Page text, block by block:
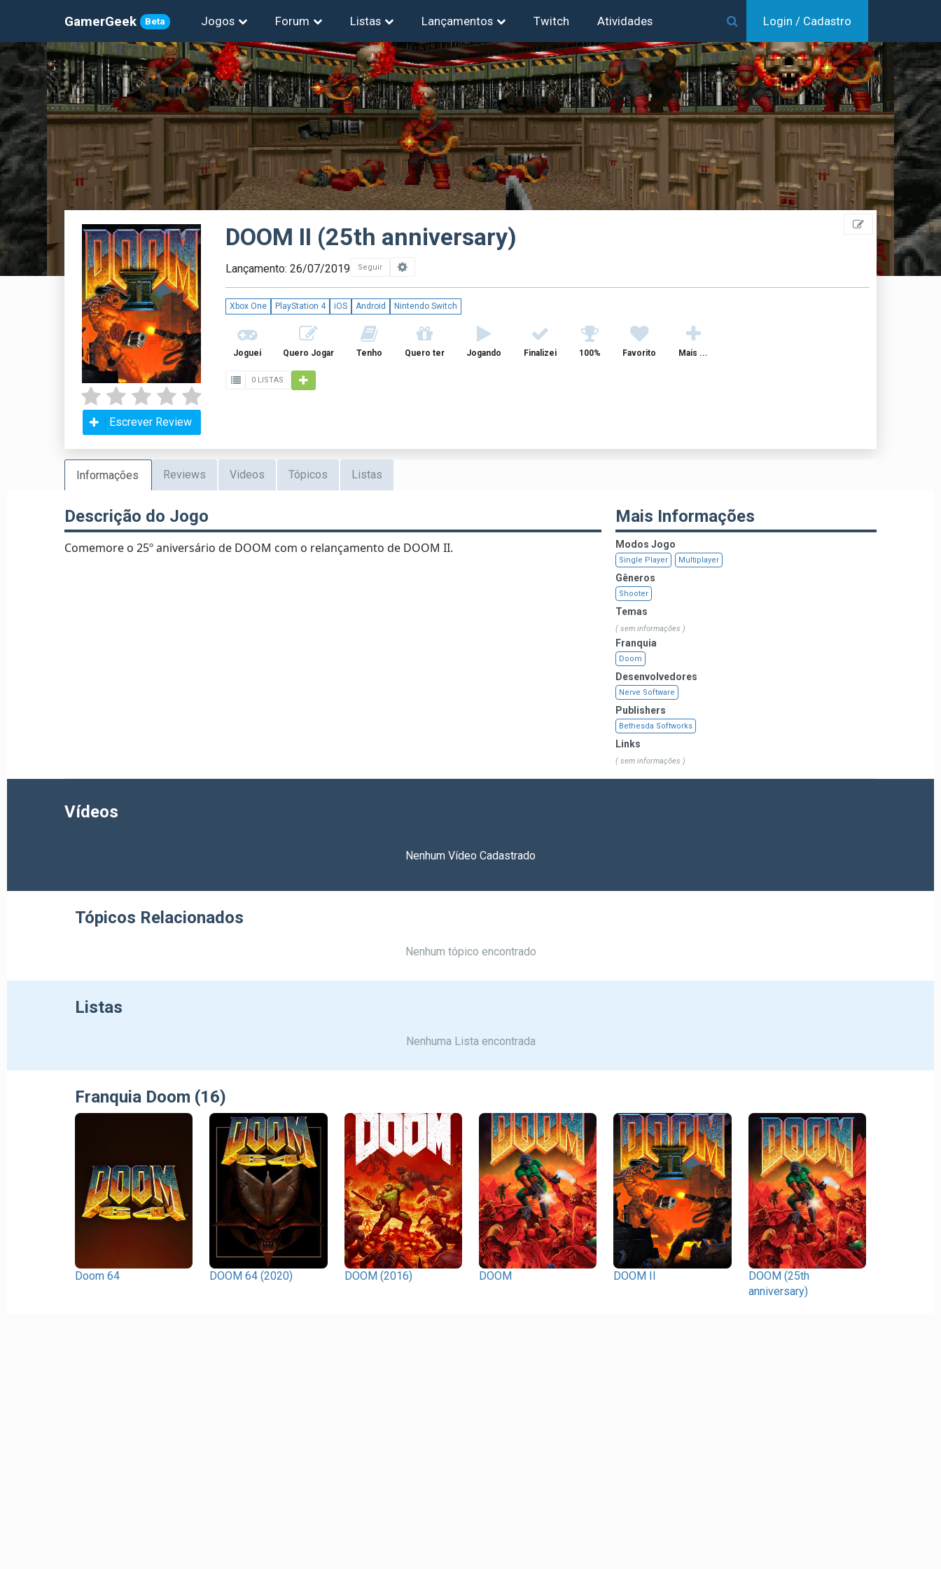
GamerGeek Beta Jogos Forum Listas Lançamentos Twitch Atividades Login / Cadastro
Escrever Review
DOOM II (25th anniversary)
Lançamento: 26/07/2019 Seguir
Xbox One PlayStation 4 iOS Android Nintendo Switch
Joguei Quero Jogar Tenho Quero ter Jogando Finalizei 100% Favorito Mais ...
0 LISTAS
Informações Reviews Videos Tópicos Listas
Descrição do Jogo
Comemore o 25º aniversário de DOOM com o relançamento de DOOM II.
Mais Informações
Modos Jogo
Single Player Multiplayer
Gêneros
Shooter
Temas
( sem informações )
Franquia
Doom
Desenvolvedores
Nerve Software
Publishers
Bethesda Softworks
Links
( sem informações )
Vídeos
Nenhum Vídeo Cadastrado
Tópicos Relacionados
Nenhum tópico encontrado
Listas
Nenhuma Lista encontrada
Franquia Doom (16)
Doom 64 DOOM 64 (2020) DOOM (2016) DOOM DOOM II
DOOM (25th
anniversary)